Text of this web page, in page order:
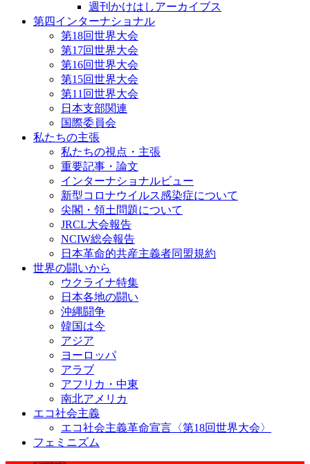
週刊かけはしアーカイブス
第四インターナショナル
第18回世界大会
第17回世界大会
第16回世界大会
第15回世界大会
第11回世界大会
日本支部関連
国際委員会
私たちの主張
私たちの視点・主張
重要記事・論文
インターナショナルビュー
新型コロナウイルス感染症について
尖閣・領土問題について
JRCL大会報告
NCIW総会報告
日本革命的共産主義者同盟規約
世界の闘いから
ウクライナ特集
日本各地の闘い
沖縄闘争
韓国は今
アジア
ヨーロッパ
アラブ
アフリカ・中東
南北アメリカ
エコ社会主義
エコ社会主義革命宣言〈第18回世界大会〉
フェミニズム